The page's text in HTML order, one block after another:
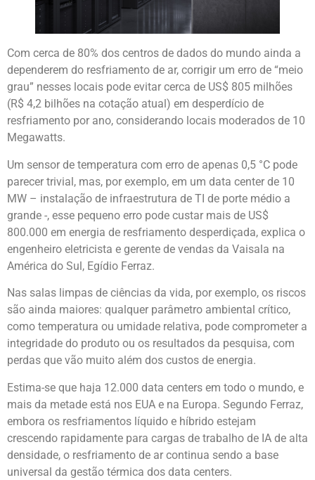
Com cerca de 80% dos centros de dados do mundo ainda a
dependerem do resfriamento de ar, corrigir um erro de “meio
grau” nesses locais pode evitar cerca de US$ 805 milhões
(R$ 4,2 bilhões na cotação atual) em desperdício de
resfriamento por ano, considerando locais moderados de 10
Megawatts.
Um sensor de temperatura com erro de apenas 0,5 °C pode
parecer trivial, mas, por exemplo, em um data center de 10
MW – instalação de infraestrutura de TI de porte médio a
grande -, esse pequeno erro pode custar mais de US$
800.000 em energia de resfriamento desperdiçada, explica o
engenheiro eletricista e gerente de vendas da Vaisala na
América do Sul, Egídio Ferraz.
Nas salas limpas de ciências da vida, por exemplo, os riscos
são ainda maiores: qualquer parâmetro ambiental crítico,
como temperatura ou umidade relativa, pode comprometer a
integridade do produto ou os resultados da pesquisa, com
perdas que vão muito além dos custos de energia.
Estima-se que haja 12.000 data centers em todo o mundo, e
mais da metade está nos EUA e na Europa. Segundo Ferraz,
embora os resfriamentos líquido e híbrido estejam
crescendo rapidamente para cargas de trabalho de IA de alta
densidade, o resfriamento de ar continua sendo a base
universal da gestão térmica dos data centers.